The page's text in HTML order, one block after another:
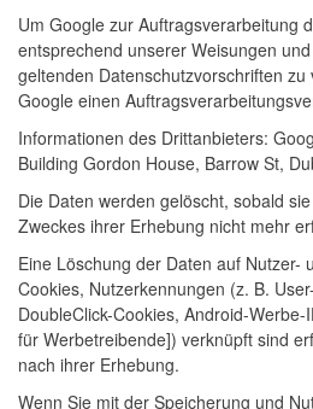
Um Google zur Auftragsverarbeitung
entsprechend unserer Weisungen
geltenden Datenschutzvorschriften
Google einen
Informationen des Drittanbieters:
Building Gordon House, Barrow St,
Die Daten werden gelöscht, sobald
Zweckes ihrer Erhebung nicht mehr
Eine Löschung der Daten auf Nutzer-
Cookies, Nutzerkennungen (z. B.
DoubleClick-Cookies, Android-
für Werbetreibende]) verknüpft sind
nach ihrer Erhebung.
Wenn Sie mit der Speicherung und